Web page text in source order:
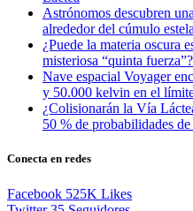
Astrónomos descubren
alrededor del cúmulo
¿Puede la materia oscura
misteriosa “quinta fuerza”?
Nave espacial Voyager
y 50.000 kelvin en el
¿Colisionarán la Vía
50 % de probabilidades
Conecta en redes
Facebook 525K Likes